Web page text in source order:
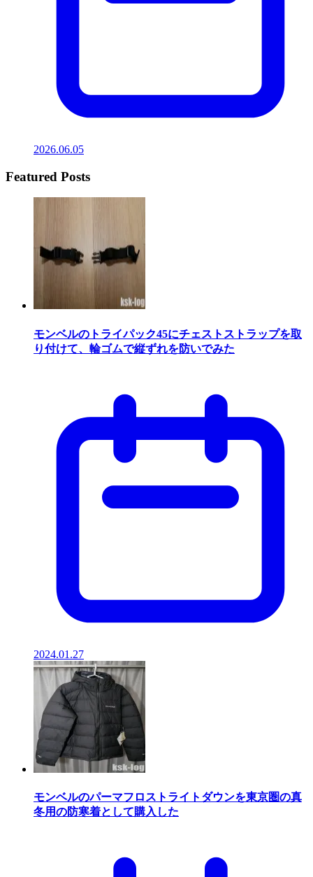
2026.06.05
Featured Posts
モンベルのトライパック45にチェストストラップを取
り付けて、輪ゴムで縦ずれを防いでみた
2024.01.27
モンベルのパーマフロストライトダウンを東京圏の真
冬用の防寒着として購入した